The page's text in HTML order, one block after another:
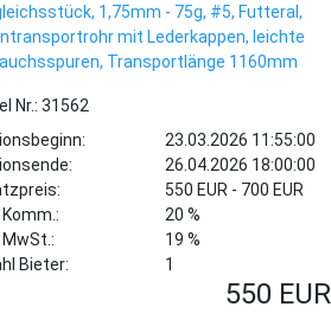
1,75mm - 75g, #5, Futteral,
mit Lederkappen, leichte
Transportlänge 1160mm
Nr.: 31562
23.03.2026 11:55:00
26.04.2026 18:00:00
550 EUR - 700 EUR
20 %
19 %
Bieter:
1
550 EUR